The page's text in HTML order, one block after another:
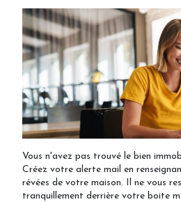
Vous n'avez pas trouvé le bien
Créez votre alerte mail en
révées de votre maison. Il ne vous
tranquillement derrière votre boite